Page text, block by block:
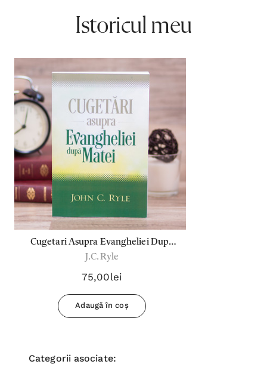
Istoricul meu
Cugetari Asupra Evangheliei Dupa
Matei
J.C. Ryle
75,00lei
Adaugă în coș
Categorii asociate: